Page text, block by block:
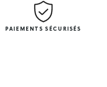
PAIEMENTS SÉCURISÉS